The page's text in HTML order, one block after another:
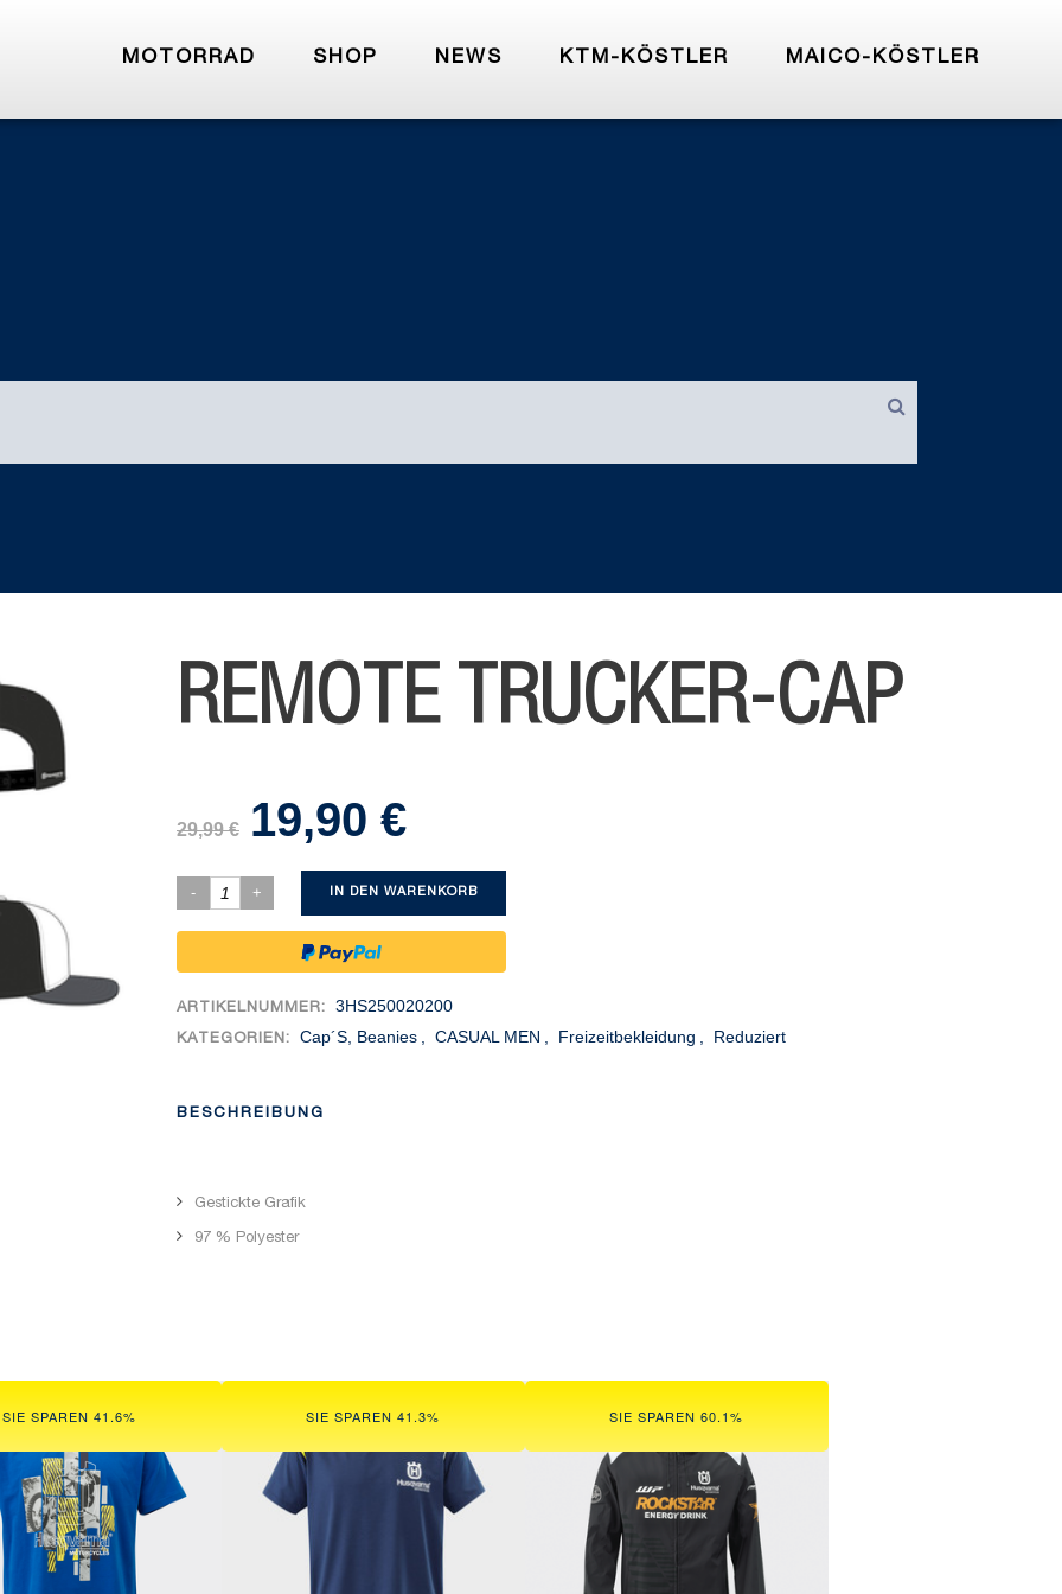
MOTORRAD SHOP NEWS KTM-KÖSTLER MAICO-KÖSTLER
REMOTE TRUCKER-CAP
29,99€
Ursprünglicher
war:
29,99 €
19,90 €
ist:
19,90 €.
IN DEN WARENKORB
ARTIKELNUMMER: 3HS250020200
KATEGORIEN: Cap´s, Beanies CASUAL MEN Freizeitbekleidung Reduziert
BESCHREIBUNG
Gestickte Grafik
97 % Polyester
SIE SPAREN 41.6% SIE SPAREN 41.3% SIE SPAREN 60.1%